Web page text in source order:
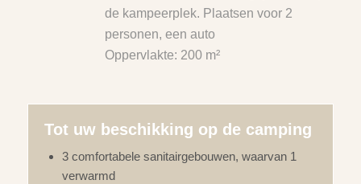
de kampeerplek. Plaatsen voor 2
personen, een auto
Oppervlakte: 200 m²
Tot uw beschikking op de camping
3 comfortabele sanitairgebouwen, waarvan 1
verwarmd